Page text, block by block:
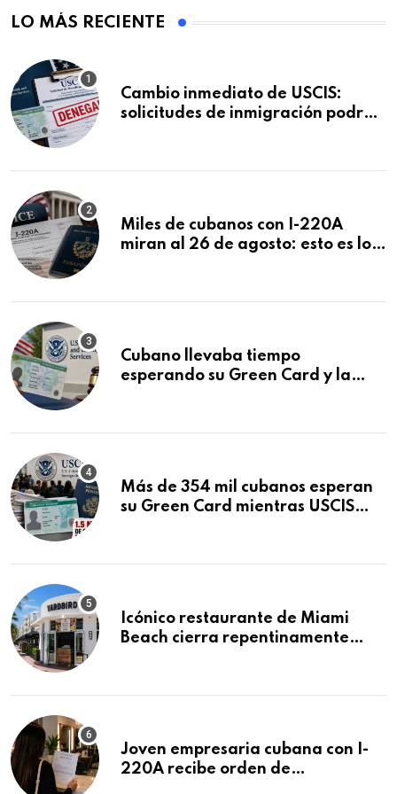
LO MÁS RECIENTE
Cambio inmediato de USCIS:
solicitudes de inmigración podrán
Miles de cubanos con I-220A
miran al 26 de agosto: esto es lo
Cubano llevaba tiempo
esperando su Green Card y la
Más de 354 mil cubanos esperan
su Green Card mientras USCIS
Icónico restaurante de Miami
Beach cierra repentinamente
Joven empresaria cubana con I-
220A recibe orden de